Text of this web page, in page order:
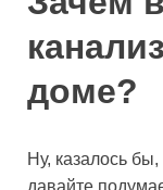
доме?
Ну, казалось
давайте